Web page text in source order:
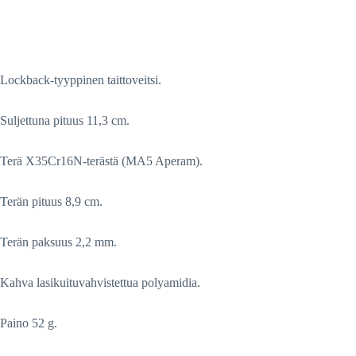
Lockback-tyyppinen taittoveitsi.
Suljettuna pituus 11,3 cm.
Terä X35Cr16N-terästä (MA5 Aperam).
Terän pituus 8,9 cm.
Terän paksuus 2,2 mm.
Kahva lasikuituvahvistettua polyamidia.
Paino 52 g.